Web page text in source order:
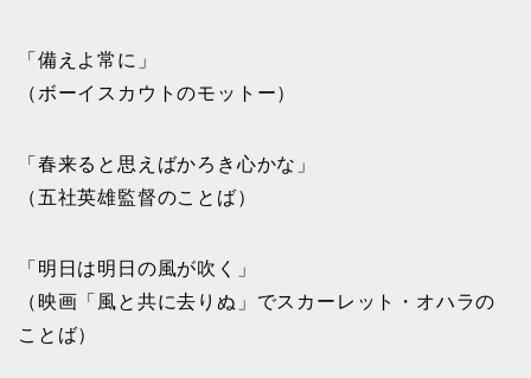
「備えよ常に」
（ボーイスカウトのモットー）
「春来ると思えばかろき心かな」
（五社英雄監督のことば）
「明日は明日の風が吹く」
（映画「風と共に去りぬ」でスカーレット・オハラの
ことば）